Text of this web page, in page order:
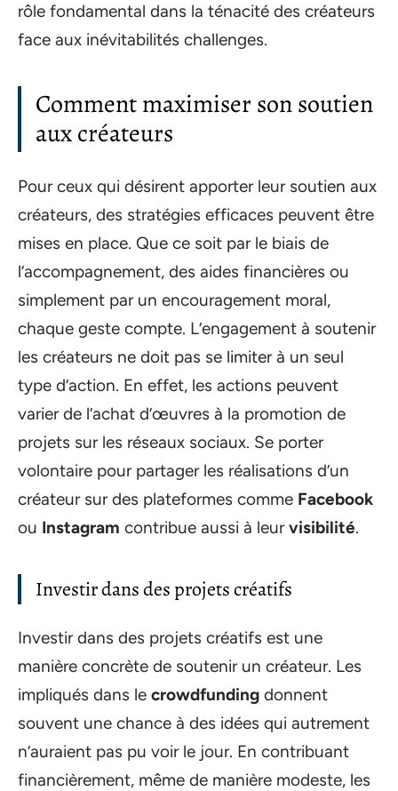
rôle fondamental dans la ténacité des créateurs
face aux inévitabilités challenges.
Comment maximiser son soutien
aux créateurs
Pour ceux qui désirent apporter leur soutien aux
créateurs, des stratégies efficaces peuvent être
mises en place. Que ce soit par le biais de
l’accompagnement, des aides financières ou
simplement par un encouragement moral,
chaque geste compte. L’engagement à soutenir
les créateurs ne doit pas se limiter à un seul
type d’action. En effet, les actions peuvent
varier de l’achat d’œuvres à la promotion de
projets sur les réseaux sociaux. Se porter
volontaire pour partager les réalisations d’un
créateur sur des plateformes comme Facebook
ou Instagram contribue aussi à leurvisibilité.
Investir dans des projets créatifs
Investir dans des projets créatifs est une
manière concrète de soutenir un créateur. Les
impliqués dans le crowdfunding donnent
souvent une chance à des idées qui autrement
n’auraient pas pu voir le jour. En contribuant
financièrement, même de manière modeste, les